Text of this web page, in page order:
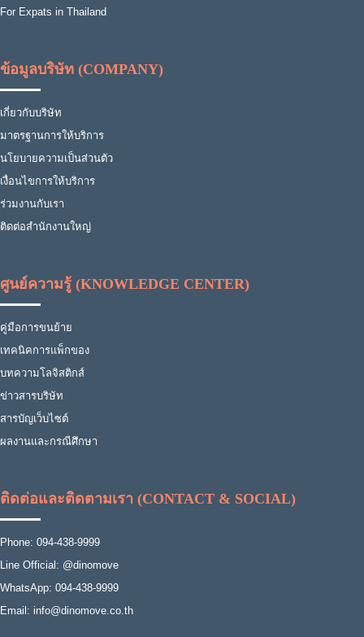
For Expats in Thailand
ข้อมูลบริษัท (COMPANY)
เกี่ยวกับบริษัท
มาตรฐานการให้บริการ
นโยบายความเป็นส่วนตัว
เงื่อนไขการให้บริการ
ร่วมงานกับเรา
ติดต่อสำนักงานใหญ่
ศูนย์ความรู้ (KNOWLEDGE CENTER)
คู่มือการขนย้าย
เทคนิคการแพ็กของ
บทความโลจิสติกส์
ข่าวสารบริษัท
สารบัญเว็บไซต์
ผลงานและกรณีศึกษา
ติดต่อและติดตามเรา (CONTACT & SOCIAL)
Phone: 094-438-9999
Line Official: @dinomove
WhatsApp: 094-438-9999
Email: info@dinomove.co.th